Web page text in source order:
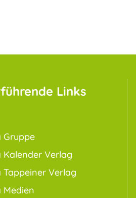
Links
Gruppe
Kalender Verlag
Tappeiner Verlag
Medien